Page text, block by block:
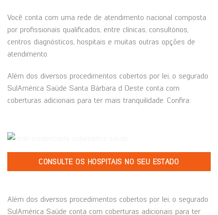
Você conta com uma rede de atendimento nacional composta
por profissionais qualificados, entre clínicas, consultórios,
centros diagnósticos, hospitais e muitas outras opções de
atendimento.
Além dos diversos procedimentos cobertos por lei, o segurado
SulAmérica Saúde Santa Bárbara d Oeste conta com
coberturas adicionais para ter mais tranquilidade. Confira:
CONSULTE OS HOSPITAIS NO SEU ESTADO
Além dos diversos procedimentos cobertos por lei, o segurado
SulAmérica Saúde conta com coberturas adicionais para ter